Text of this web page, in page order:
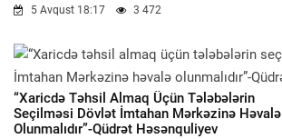
5 Avqust 18:17 3 472
“Xaricdə Təhsil Almaq Üçün Tələbələrin
Seçilməsi Dövlət İmtahan Mərkəzinə Həvalə
Olunmalıdır”-Qüdrət Həsənquliyev